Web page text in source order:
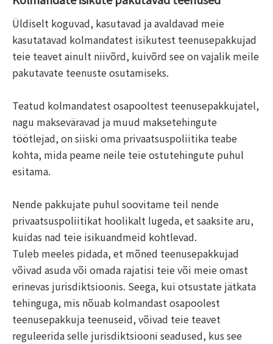
Üldiselt koguvad, kasutavad ja avaldavad meie
kasutatavad kolmandatest isikutest teenusepakkujad
teie teavet ainult niivõrd, kuivõrd see on vajalik meile
pakutavate teenuste osutamiseks.
Teatud kolmandatest osapooltest teenusepakkujatel,
nagu makseväravad ja muud maksetehingute
töötlejad, on siiski oma privaatsuspoliitika teabe
kohta, mida peame neile teie ostutehingute puhul
esitama.
Nende pakkujate puhul soovitame teil nende
privaatsuspoliitikat hoolikalt lugeda, et saaksite aru,
kuidas nad teie isikuandmeid kohtlevad.
Tuleb meeles pidada, et mõned teenusepakkujad
võivad asuda või omada rajatisi teie või meie omast
erinevas jurisdiktsioonis. Seega, kui otsustate jätkata
tehinguga, mis nõuab kolmandast osapoolest
teenusepakkuja teenuseid, võivad teie teavet
reguleerida selle jurisdiktsiooni seadused, kus see